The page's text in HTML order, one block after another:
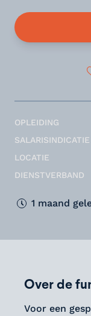
OPLEIDING
SALARISINDICATIE
LOCATIE
DIENSTVERBAND
1 maand
Over de
Voor een